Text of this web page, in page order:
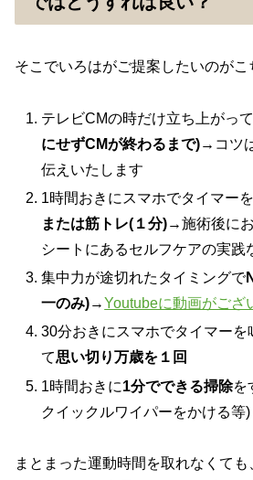
そこでいろはがご提案したいのがこ
テレビCMの時だけ立ち上がって
にせずCMが終わるまで)→ コツ
伝えいたします
1時間おきにスマホでタイマー
または筋トレ(１分)→施術後に
シートにあるセルフケアの実践
集中力が途切れたタイミングで
一のみ)→Youtubeに動画がござ
30分おきにスマホでタイマーを
て思い切り万歳を１回
1時間おきに1分でできる掃除を
クイックルワイパーをかける等)
まとまった運動時間を取れなくて